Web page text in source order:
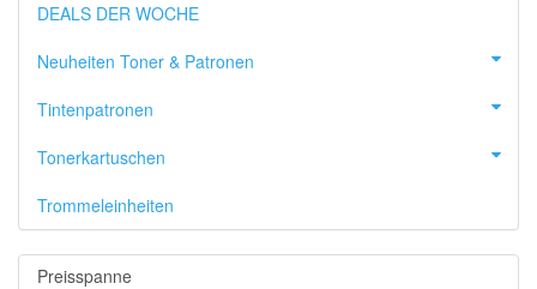
DEALS DER WOCHE
Neuheiten Toner & Patronen
Tintenpatronen
Tonerkartuschen
Trommeleinheiten
Preisspanne